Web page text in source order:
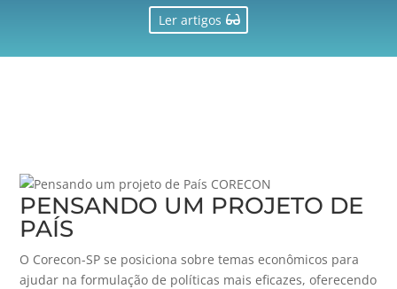
Ler artigos
PENSANDO UM PROJETO DE
PAÍS
O Corecon-SP se posiciona sobre temas econômicos para
ajudar na formulação de políticas mais eficazes, oferecendo